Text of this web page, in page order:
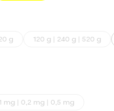
g 120 g | 240 g | 520 g
mg | 0,2 mg | 0,5 mg